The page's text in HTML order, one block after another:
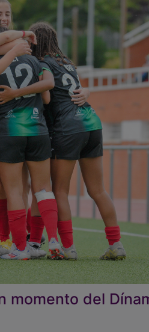
momento del